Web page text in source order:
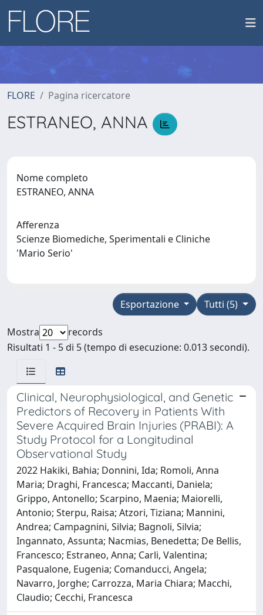
FLORE Pagina ricercatore
ESTRANEO, ANNA
Nome completo
ESTRANEO, ANNA
Afferenza
Scienze Biomediche, Sperimentali e Cliniche
'Mario Serio'
Tutti (5)
Esportazione
Mostra
records
Risultati 1 - 5 di 5 (tempo di esecuzione: 0.013 secondi).
Clinical, Neurophysiological, and Genetic
Predictors of Recovery in Patients With
Severe Acquired Brain Injuries (PRABI): A
Study Protocol for a Longitudinal
Observational Study
2022 Hakiki, Bahia; Donnini, Ida; Romoli, Anna
Maria; Draghi, Francesca; Maccanti, Daniela;
Grippo, Antonello; Scarpino, Maenia; Maiorelli,
Antonio; Sterpu, Raisa; Atzori, Tiziana; Mannini,
Andrea; Campagnini, Silvia; Bagnoli, Silvia;
Ingannato, Assunta; Nacmias, Benedetta; De Bellis,
Francesco; Estraneo, Anna; Carli, Valentina;
Pasqualone, Eugenia; Comanducci, Angela;
Navarro, Jorghe; Carrozza, Maria Chiara; Macchi,
Claudio; Cecchi, Francesca